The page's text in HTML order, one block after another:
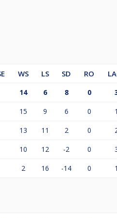
an der Serie teilnehmen,
WS LS SD RO
14 6 8 0
15 9 6 0 1
13 11 2 0
10 12 -2 0
2 16 -14 0 1